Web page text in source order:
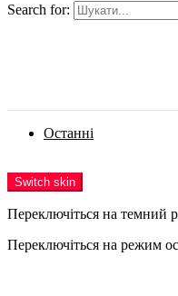
Search for:
Останні
Switch skin
Переключіться на темний
Переключіться на режим